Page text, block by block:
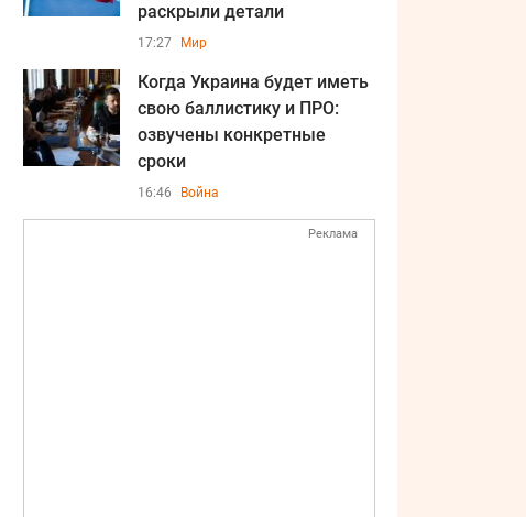
раскрыли детали
17:27 Мир
Когда Украина будет иметь
свою баллистику и ПРО:
озвучены конкретные
сроки
16:46 Война
Реклама